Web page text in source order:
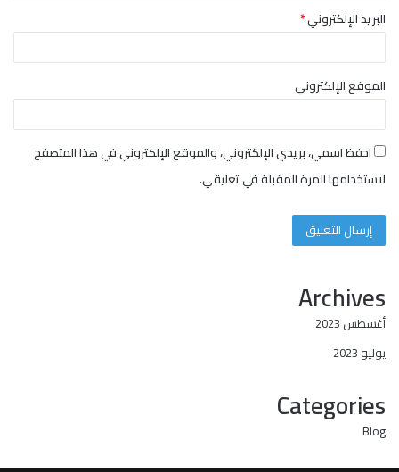
البريد الإلكتروني*
الموقع الإلكتروني
احفظ اسمي، بريدي الإلكتروني، والموقع الإلكتروني في هذا المتصفح
لاستخدامها المرة المقبلة في تعليقي.
Archives
أغسطس 2023
يوليو 2023
Categories
Blog